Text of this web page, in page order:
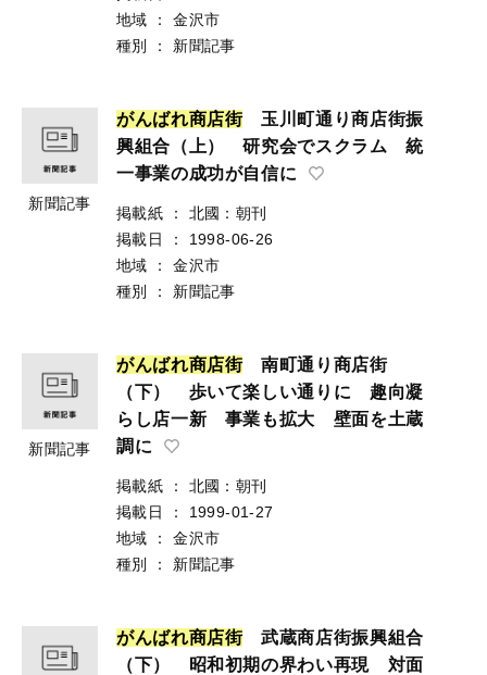
地域
：
金沢市
種別
： 新聞記事
新聞記事
がんばれ商店街玉川町通り商店街振
興組合（上） 研究会でスクラム 統
一事業の成功が自信に
掲載紙 ：
北國：朝刊
掲載日
：
1998-06-26
地域
：
金沢市
種別
： 新聞記事
新聞記事
がんばれ商店街南町通り商店街
（下） 歩いて楽しい通りに 趣向凝
らし店一新 事業も拡大 壁面を土蔵
調に
掲載紙 ：
北國：朝刊
掲載日
：
1999-01-27
地域
：
金沢市
種別
： 新聞記事
がんばれ商店街武蔵商店街振興組合
（下） 昭和初期の界わい再現 対面